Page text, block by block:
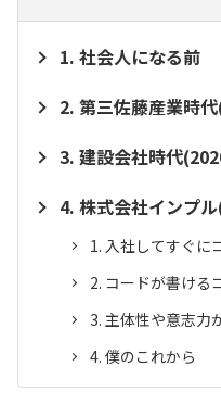
社会人になる前
第三佐藤産業時
建設会社時代
株式会社インプ
入社してすぐに
コードが書ける
主体性や意志力
僕のこれから